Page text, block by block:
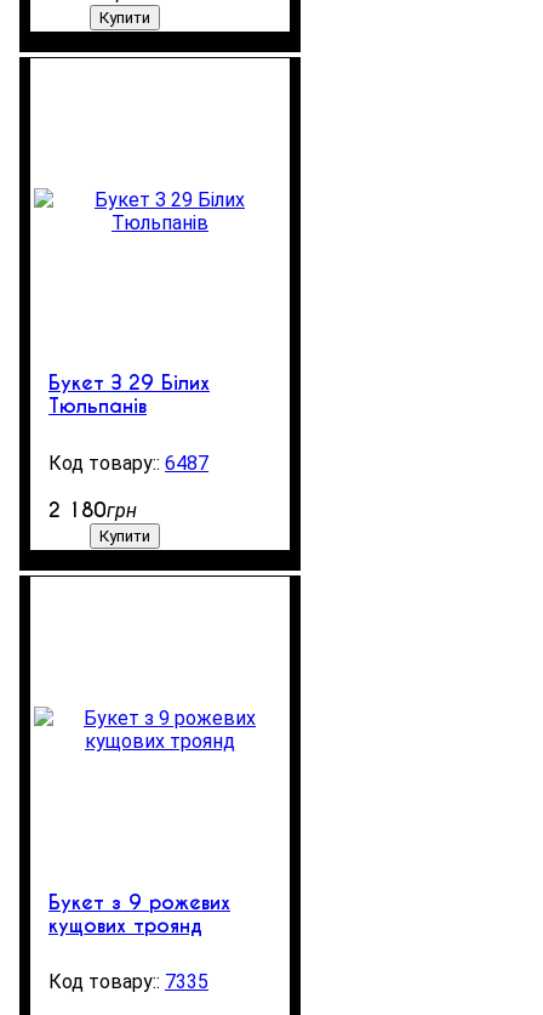
Купити
Букет З 29 Білих
Тюльпанів
6487
2 180грн
Купити
Букет з 9 рожевих
кущових троянд
7335